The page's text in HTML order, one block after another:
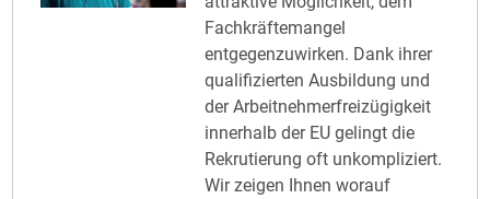
Fachkräftemangel
entgegenzuwirken. Dank ihrer
qualifizierten Ausbildung und
der Arbeitnehmerfreizügigkeit
innerhalb der EU gelingt die
Rekrutierung oft unkompliziert.
Wir zeigen Ihnen worauf